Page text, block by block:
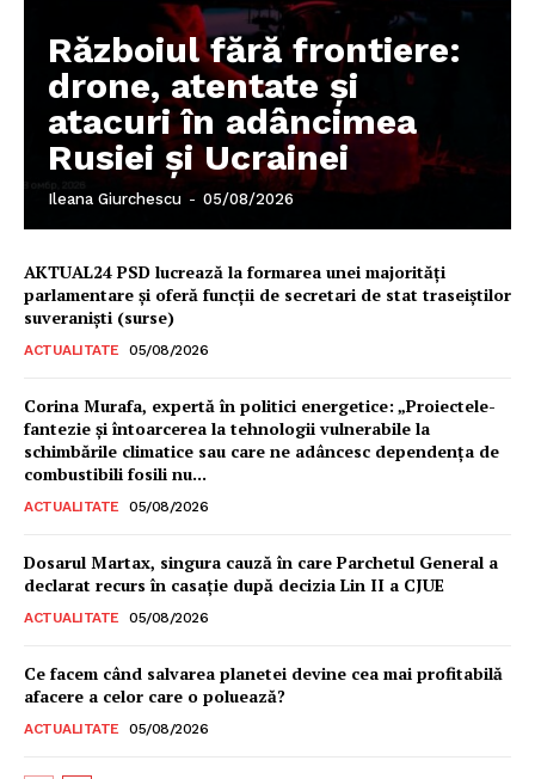
Războiul fără frontiere:
drone, atentate și
atacuri în adâncimea
Rusiei și Ucrainei
Ileana Giurchescu - 05/08/2026
AKTUAL24 PSD lucrează la formarea unei majorităţi
parlamentare și oferă funcții de secretari de stat traseiștilor
suveraniști (surse)
ACTUALITATE 05/08/2026
Corina Murafa, expertă în politici energetice: „Proiectele-
fantezie și întoarcerea la tehnologii vulnerabile la
schimbările climatice sau care ne adâncesc dependența de
combustibili fosili nu...
ACTUALITATE 05/08/2026
Dosarul Martax, singura cauză în care Parchetul General a
declarat recurs în casație după decizia Lin II a CJUE
ACTUALITATE 05/08/2026
Ce facem când salvarea planetei devine cea mai profitabilă
afacere a celor care o poluează?
ACTUALITATE 05/08/2026